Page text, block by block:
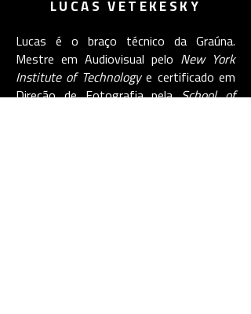
LUCAS VETEKESKY
Lucas é o braço técnico da Graúna.
Mestre em Audiovisual pelo New York
Institute of Technologye certificado em
Direção de Fotografia pelaSchool of